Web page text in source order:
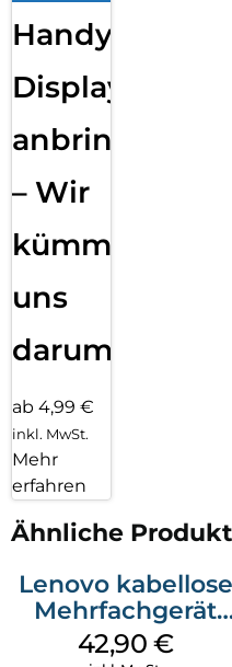
Handy
Displayfolie
anbringen
– Wir
kümmern
uns
darum!
ab 4,99 €
inkl. MwSt.
Mehr
erfahren
Ähnliche
Lenovo kabellose
Mehrfachgerät
Luna Grey
42,90 €